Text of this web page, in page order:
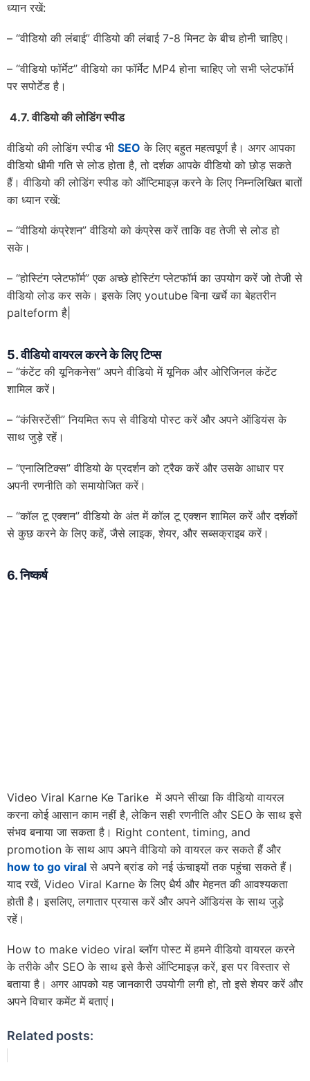
ध्यान रखें:
– “वीडियो की लंबाई” वीडियो की लंबाई 7-8 मिनट के बीच होनी चाहिए।
– “वीडियो फॉर्मेट” वीडियो का फॉर्मेट MP4 होना चाहिए जो सभी प्लेटफॉर्म
पर सपोर्टेड है।
4.7.वीडियो की लोडिंग स्पीड
वीडियो की लोडिंग स्पीड भी SEO के लिए बहुत महत्वपूर्ण है। अगर आपका
वीडियो धीमी गति से लोड होता है, तो दर्शक आपके वीडियो को छोड़ सकते
हैं। वीडियो की लोडिंग स्पीड को ऑप्टिमाइज़ करने के लिए निम्नलिखित बातों
का ध्यान रखें:
– “वीडियो कंप्रेशन” वीडियो को कंप्रेस करें ताकि वह तेजी से लोड हो
सके।
– “होस्टिंग प्लेटफॉर्म” एक अच्छे होस्टिंग प्लेटफॉर्म का उपयोग करें जो तेजी से
वीडियो लोड कर सके। इसके लिए youtube बिना खर्चे का बेहतरीन
palteform है|
5.वीडियो वायरल करने के लिए टिप्स
– “कंटेंट की यूनिकनेस” अपने वीडियो में यूनिक और ओरिजिनल कंटेंट
शामिल करें।
– “कंसिस्टेंसी” नियमित रूप से वीडियो पोस्ट करें और अपने ऑडियंस के
साथ जुड़े रहें।
– “एनालिटिक्स” वीडियो के प्रदर्शन को ट्रैक करें और उसके आधार पर
अपनी रणनीति को समायोजित करें।
– “कॉल टू एक्शन” वीडियो के अंत में कॉल टू एक्शन शामिल करें और दर्शकों
से कुछ करने के लिए कहें, जैसे लाइक, शेयर, और सब्सक्राइब करें।
6.निष्कर्ष
Video Viral Karne Ke Tarike में अपने सीखा कि वीडियो वायरल
करना कोई आसान काम नहीं है, लेकिन सही रणनीति और SEO के साथ इसे
संभव बनाया जा सकता है। Right content, timing, and
promotion के साथ आप अपने वीडियो को वायरल कर सकते हैं और
how to go viral से अपने ब्रांड को नई ऊंचाइयों तक पहुंचा सकते हैं।
याद रखें, Video Viral Karne के लिए धैर्य और मेहनत की आवश्यकता
होती है। इसलिए, लगातार प्रयास करें और अपने ऑडियंस के साथ जुड़े
रहें।
How to make video viral ब्लॉग पोस्ट में हमने वीडियो वायरल करने
के तरीके और SEO के साथ इसे कैसे ऑप्टिमाइज़ करें, इस पर विस्तार से
बताया है। अगर आपको यह जानकारी उपयोगी लगी हो, तो इसे शेयर करें और
अपने विचार कमेंट में बताएं।
Related posts: